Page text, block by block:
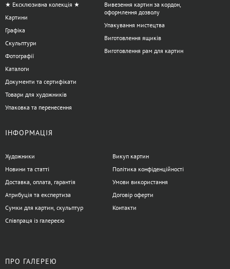
★ Ексклюзивна колекція ★
Картини
Графіка
Скульптури
Фотографії
Каталоги
Документи та сертифікати
Товари для художників
Упаковка та перенесення
Вивезення картин за кордон,
оформлення дозволу
Упакування мистецтва
Виготовлення ящиків
Виготовлення рам для картин
ІНФОРМАЦІЯ
Художники
Новини та статті
Доставка, оплата, гарантія
Атрибуція та експертиза
Сумки для картин, скульптур
Співпраця із галереєю
Викуп картин
Політика конфіденційності
Умови використання
Договір оферти
Контакти
ПРО ГАЛЕРЕЮ